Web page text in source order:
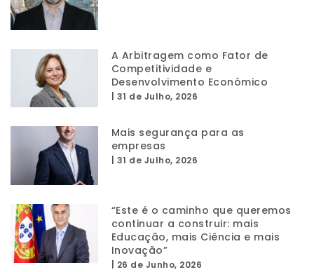
A Arbitragem como Fator de
Competitividade e
Desenvolvimento Económico
31 de Julho, 2026
Mais segurança para as
empresas
31 de Julho, 2026
“Este é o caminho que queremos
continuar a construir: mais
Educação, mais Ciência e mais
Inovação”
26 de Junho, 2026